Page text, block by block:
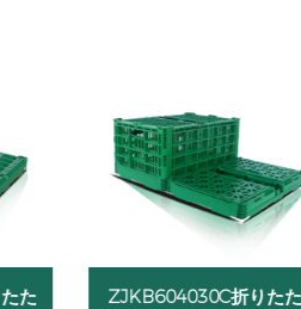
ZJKB604030C折りたた